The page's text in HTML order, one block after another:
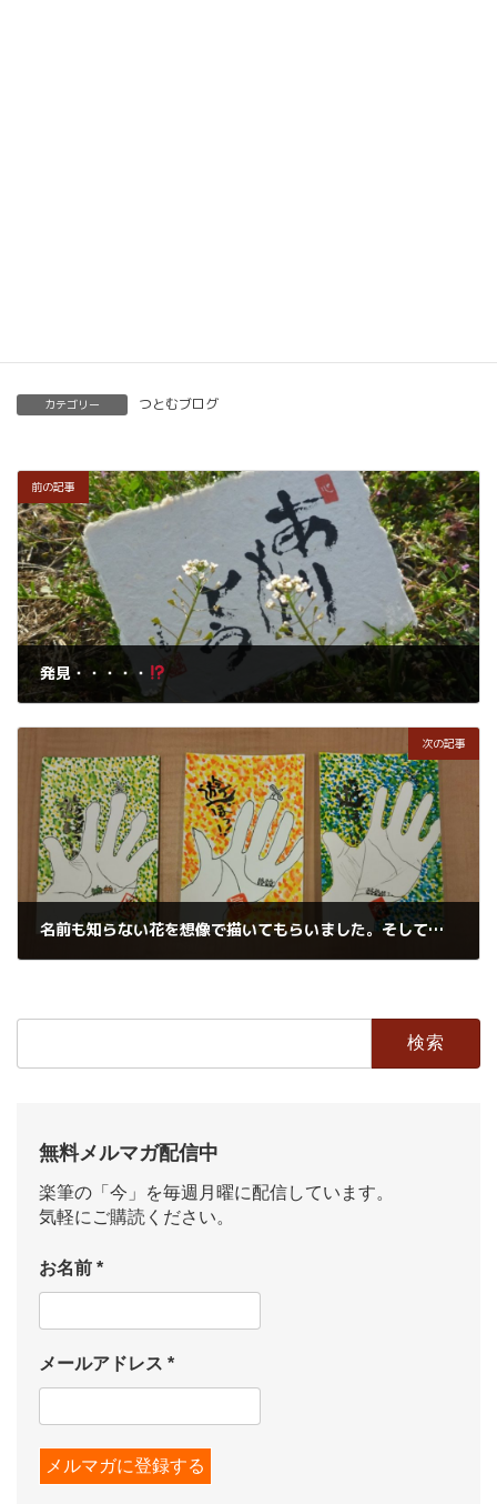
カテゴリー つとむブログ
前の記事
発見・・・・・
次の記事
名前も知らない花を想像で描いてもらいました。そしてご自分の手相も描いてみたよ
検
無料メルマガ配信中
楽筆の「今」を毎週月曜に配信しています。
気軽にご購読ください。
お名前 *
メールアドレス *